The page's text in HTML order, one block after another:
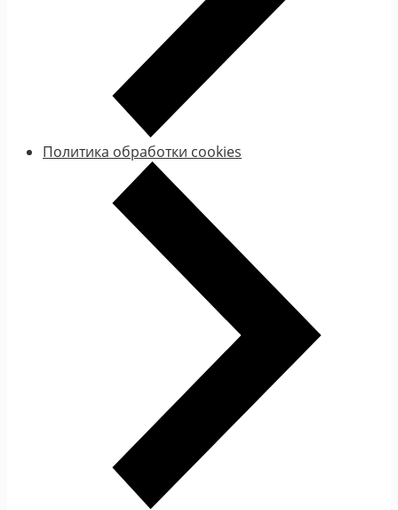
Политика обработки cookies